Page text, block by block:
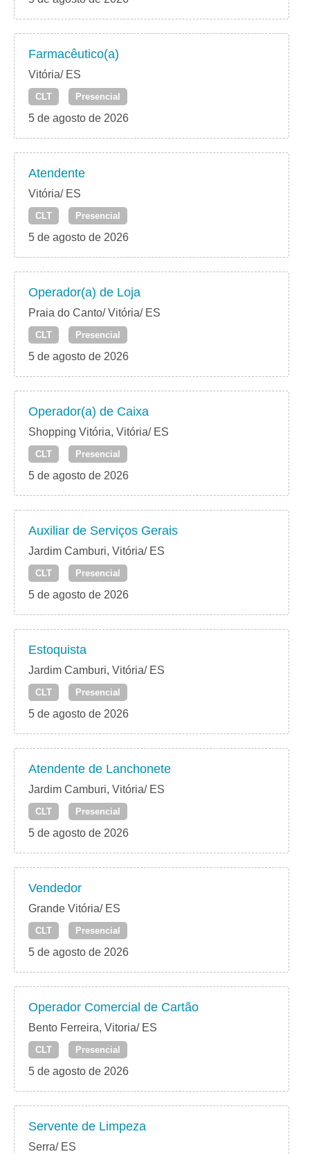
Farmacêutico(a)
Vitória/ ES
CLT Presencial
5 de agosto de 2026
Atendente
Vitória/ ES
CLT Presencial
5 de agosto de 2026
Operador(a) de Loja
Praia do Canto/ Vitória/ ES
CLT Presencial
5 de agosto de 2026
Operador(a) de Caixa
Shopping Vitória, Vitória/ ES
CLT Presencial
5 de agosto de 2026
Auxiliar de Serviços Gerais
Jardim Camburi, Vitória/ ES
CLT Presencial
5 de agosto de 2026
Estoquista
Jardim Camburi, Vitória/ ES
CLT Presencial
5 de agosto de 2026
Atendente de Lanchonete
Jardim Camburi, Vitória/ ES
CLT Presencial
5 de agosto de 2026
Vendedor
Grande Vitória/ ES
CLT Presencial
5 de agosto de 2026
Operador Comercial de Cartão
Bento Ferreira, Vitoria/ ES
CLT Presencial
5 de agosto de 2026
Servente de Limpeza
Serra/ ES